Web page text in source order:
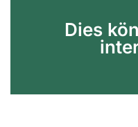
Dies